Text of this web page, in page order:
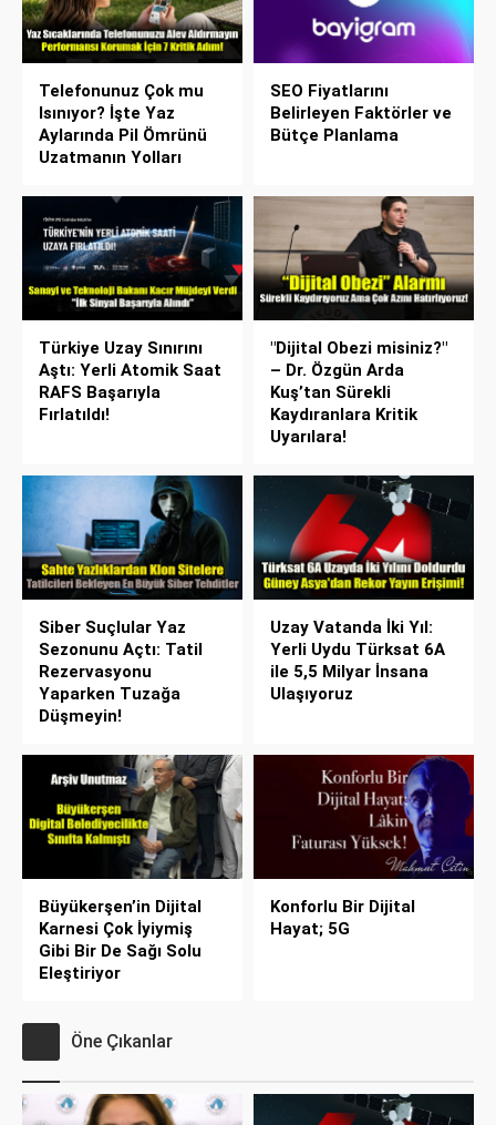
Telefonunuz Çok mu
Isınıyor? İşte Yaz
Aylarında Pil Ömrünü
Uzatmanın Yolları
SEO Fiyatlarını
Belirleyen Faktörler ve
Bütçe Planlama
Türkiye Uzay Sınırını
Aştı: Yerli Atomik Saat
RAFS Başarıyla
Fırlatıldı!
"Dijital Obezi misiniz?"
– Dr. Özgün Arda
Kuş’tan Sürekli
Kaydıranlara Kritik
Uyarılara!
Siber Suçlular Yaz
Sezonunu Açtı: Tatil
Rezervasyonu
Yaparken Tuzağa
Düşmeyin!
Uzay Vatanda İki Yıl:
Yerli Uydu Türksat 6A
ile 5,5 Milyar İnsana
Ulaşıyoruz
Büyükerşen’in Dijital
Karnesi Çok İyiymiş
Gibi Bir De Sağı Solu
Eleştiriyor
Konforlu Bir Dijital
Hayat; 5G
Öne Çıkanlar